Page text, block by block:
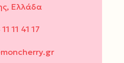
Ελλάδα
11 41 17